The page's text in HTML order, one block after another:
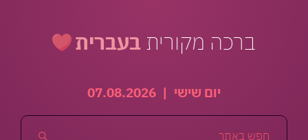
ברכה מקורית בעברית
יום שישי |